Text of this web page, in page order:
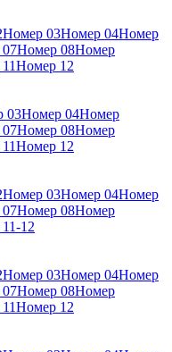
Номер 03Номер 04Номер
Номер 08Номер
Номер 12
03Номер 04Номер
Номер 08Номер
Номер 12
Номер 03Номер 04Номер
Номер 08Номер
12
Номер 03Номер 04Номер
Номер 08Номер
Номер 12